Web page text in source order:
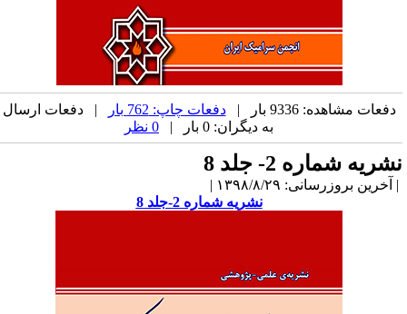
دفعات مشاهده: 9336 بار | دفعات چاپ: 762 بار
| دفعات ارسال
به دیگران: 0 بار |
شماره 2- جلد 8
بروزرسانی: ۱۳۹۸/۸/۲۹ |
نشریه شماره 2-جلد 8